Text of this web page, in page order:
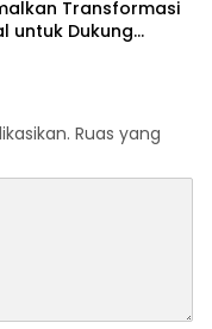
Transformasi
untuk Dukung
Ruas yang